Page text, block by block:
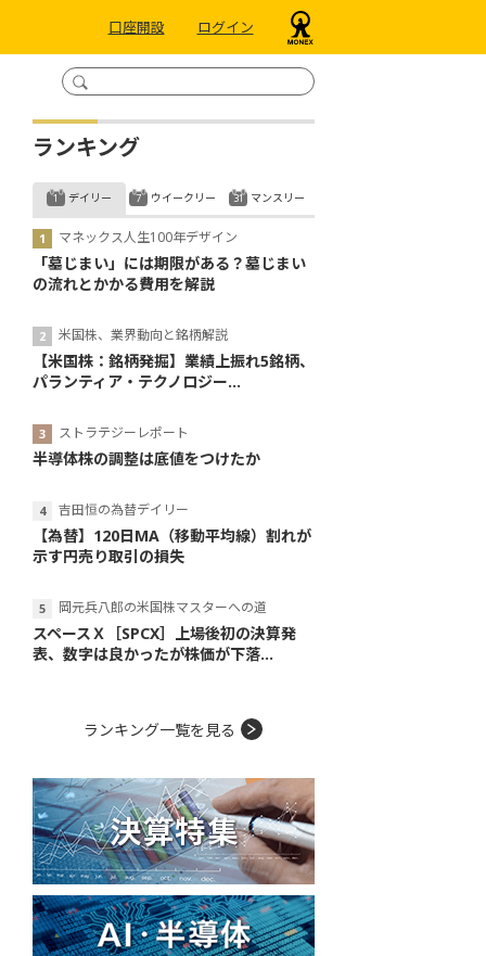
口座開設 ログイン
ランキング
デイリー
マネックス人生100年デザイン
「墓じまい」には期限がある？墓じまい
の流れとかかる費用を解説
米国株、業界動向と銘柄解説
【米国株：銘柄発掘】業績上振れ5銘柄、
パランティア・テクノロジー...
ストラテジーレポート
半導体株の調整は底値をつけたか
吉田恒の為替デイリー
【為替】120日MA（移動平均線）割れが
示す円売り取引の損失
岡元兵八郎の米国株マスターへの道
スペースＸ［SPCX］上場後初の決算発
表、数字は良かったが株価が下落...
ウイークリー マンスリー
ランキング一覧を見る